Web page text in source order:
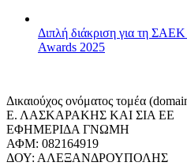
Διπλή διάκριση για τη
Awards 2025
Δικαιούχος ονόματος τομέα
Ε. ΛΑΣΚΑΡΑΚΗΣ ΚΑΙ ΣΙΑ ΕΕ
ΕΦΗΜΕΡΙΔΑ ΓΝΩΜΗ
ΑΦΜ: 082164919
ΔΟΥ: ΑΛΕΞΑΝΔΡΟΥΠΟΛΗΣ